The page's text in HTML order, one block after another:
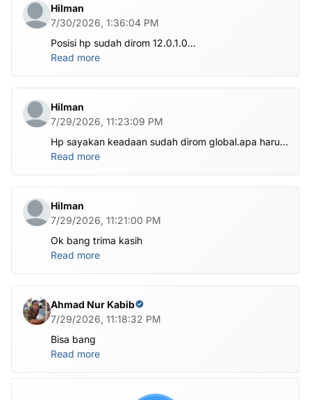
Hilman
7/30/2026, 1:36:04 PM
Posisi hp sudah dirom 12.0.1.0
.habis ubl apa perlu flash Rom lagi om.tolong om
Read more
Hilman
7/29/2026, 11:23:09 PM
Hp sayakan keadaan sudah dirom global.apa harus
ditest poin dlu bang
Read more
Hilman
7/29/2026, 11:21:00 PM
Ok bang trima kasih
Read more
Ahmad Nur Kabib
7/29/2026, 11:18:32 PM
Bisa bang
Read more